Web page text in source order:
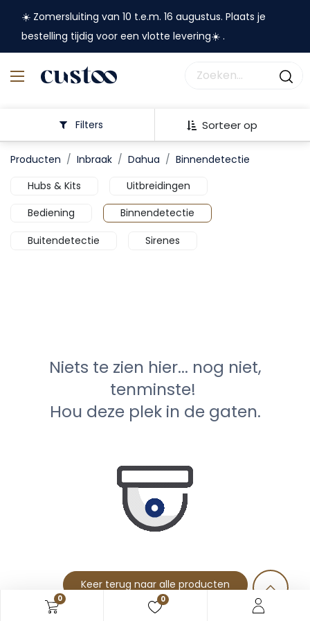
0 0
☀️ Zomersluiting van 10 t.e.m. 16 augustus. Plaats je
bestelling tijdig voor een vlotte levering☀️ .
Sorteer op
Filters
Producten Inbraak Dahua
Binnendetectie
Hubs & Kits
Uitbreidingen
Bediening
Binnendetectie
Buitendetectie
Sirenes
Niets te zien hier... nog niet,
tenminste!
Hou deze plek in de gaten.
Keer terug naar alle producten